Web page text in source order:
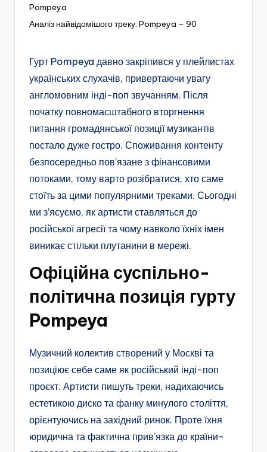
Pompeya
Аналіз найвідомішого треку: Pompeya – 90
Гурт Pompeya давно закріпився у плейлистах
українських слухачів, привертаючи увагу
англомовним інді-поп звучанням. Після
початку повномасштабного вторгнення
питання громадянської позиції музикантів
постало дуже гостро. Споживання контенту
безпосередньо пов’язане з фінансовими
потоками, тому варто розібратися, хто саме
стоїть за цими популярними треками. Сьогодні
ми з’ясуємо, як артисти ставляться до
російської агресії та чому навколо їхніх імен
виникає стільки плутанини в мережі.
Офіційна суспільно-
політична позиція гурту
Pompeya
Музичний колектив створений у Москві та
позиціює себе саме як російський інді-поп
проєкт. Артисти пишуть треки, надихаючись
естетикою диско та фанку минулого століття,
орієнтуючись на західний ринок. Проте їхня
юридична та фактична прив’язка до країни-